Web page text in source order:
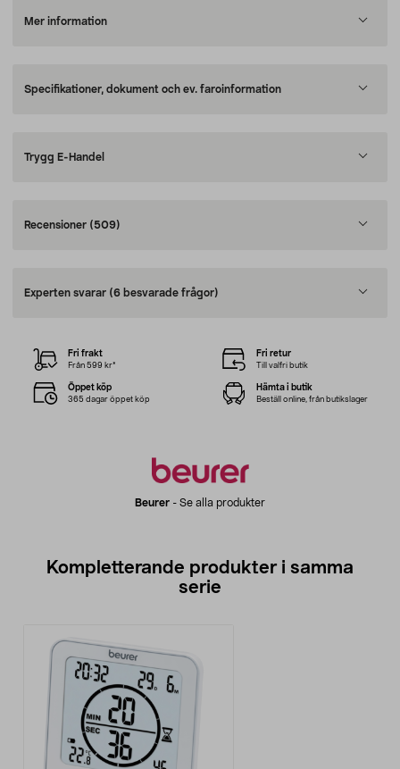
Mer information
Specifikationer, dokument och ev. faroinformation
Trygg E-Handel
Recensioner (509)
Experten svarar (6 besvarade frågor)
Beurer - Se alla produkter
Fri frakt
Från 599 kr*
Fri retur
Till valfri butik
Öppet köp
365 dagar öppet köp
Hämta i butik
Beställ online, från butikslager
Kompletterande produkter i samma
serie